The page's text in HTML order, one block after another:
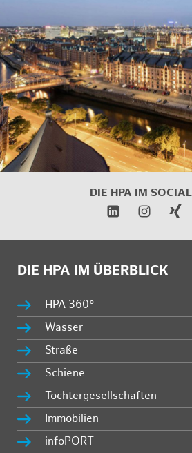
DIE HPA IM
DIE HPA IM ÜBERBLICK
HPA 360°
Wasser
Straße
Schiene
Tochtergesellschaften
Immobilien
infoPORT